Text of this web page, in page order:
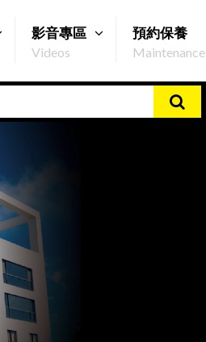
影音專區
Videos
預約保養
Maintenance